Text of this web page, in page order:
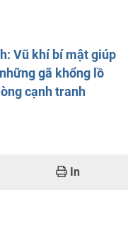
Vũ khí bí mật giúp
gã khổng lồ
cạnh tranh
In